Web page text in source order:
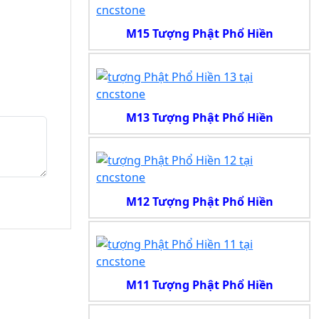
M15 Tượng Phật Phổ Hiền
M13 Tượng Phật Phổ Hiền
M12 Tượng Phật Phổ Hiền
M11 Tượng Phật Phổ Hiền